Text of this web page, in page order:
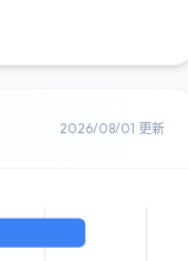
2026/08/01 更新